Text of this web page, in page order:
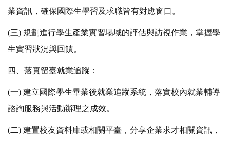
業資訊，確保國際生學習及求職皆有對應窗口。
(三) 規劃進行學生產業實習場域的評估與訪視作業，掌握學
生實習狀況與回饋。
四、落實留臺就業追蹤：
(一) 建立國際學生畢業後就業追蹤系統，落實校內就業輔導
諮詢服務與活動辦理之成效。
(二) 建置校友資料庫或相關平臺，分享企業求才相關資訊，